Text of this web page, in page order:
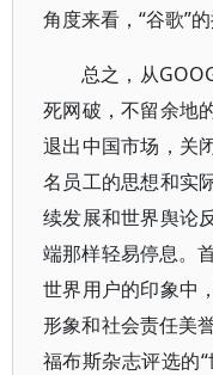
角度来看，“谷歌”
总之，从
死网破，不留余地
退出中国市场，关
名员工的思想和实
续发展和世界舆论
端那样轻易停息。
世界用户的印象中
形象和社会责任美
福布斯杂志评选的